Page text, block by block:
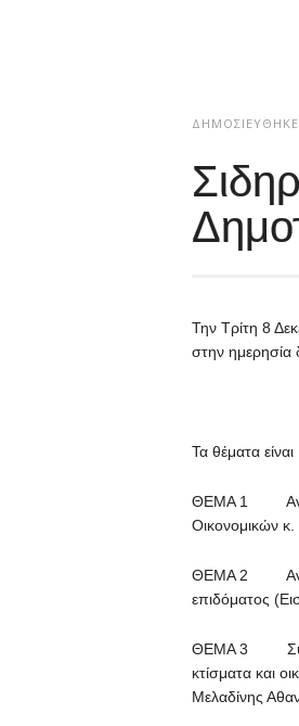
ΔΗΜΟΣΙΕΎΘΗΚΕ
Την Τρίτη 8
στην ημερησία
Τα θέματα είναι
ΘΕΜΑ 1
Οικονομικών
ΘΕΜΑ 2
επιδόματος
ΘΕΜΑ 3
κτίσματα και
Μελαδίνης